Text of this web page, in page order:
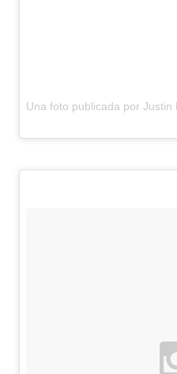
Una foto publicada por Justin